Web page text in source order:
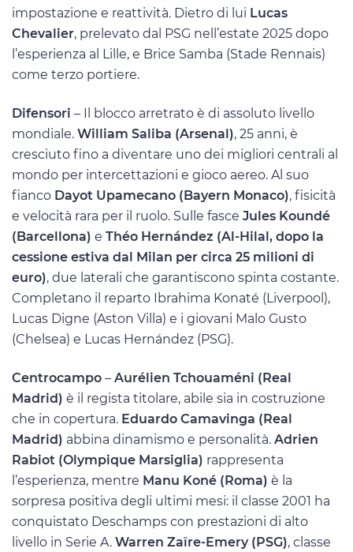
impostazione e reattività. Dietro di lui Lucas
Chevalier, prelevato dal PSG nell’estate 2025 dopo
l’esperienza al Lille, e Brice Samba (Stade Rennais)
come terzo portiere.
Difensori – Il blocco arretrato è di assoluto livello
mondiale. William Saliba (Arsenal), 25 anni, è
cresciuto fino a diventare uno dei migliori centrali al
mondo per intercettazioni e gioco aereo. Al suo
fianco Dayot Upamecano (Bayern Monaco), fisicità
e velocità rara per il ruolo. Sulle fasce Jules Koundé
(Barcellona) e Théo Hernández (Al-Hilal, dopo la
cessione estiva dal Milan per circa 25 milioni di
euro), due laterali che garantiscono spinta costante.
Completano il reparto Ibrahima Konaté (Liverpool),
Lucas Digne (Aston Villa) e i giovani Malo Gusto
(Chelsea) e Lucas Hernández (PSG).
Centrocampo – Aurélien Tchouaméni (Real
Madrid) è il regista titolare, abile sia in costruzione
che in copertura. Eduardo Camavinga (Real
Madrid) abbina dinamismo e personalità. Adrien
Rabiot (Olympique Marsiglia) rappresenta
l’esperienza, mentre Manu Koné (Roma) è la
sorpresa positiva degli ultimi mesi: il classe 2001 ha
conquistato Deschamps con prestazioni di alto
livello in Serie A. Warren Zaïre-Emery (PSG), classe